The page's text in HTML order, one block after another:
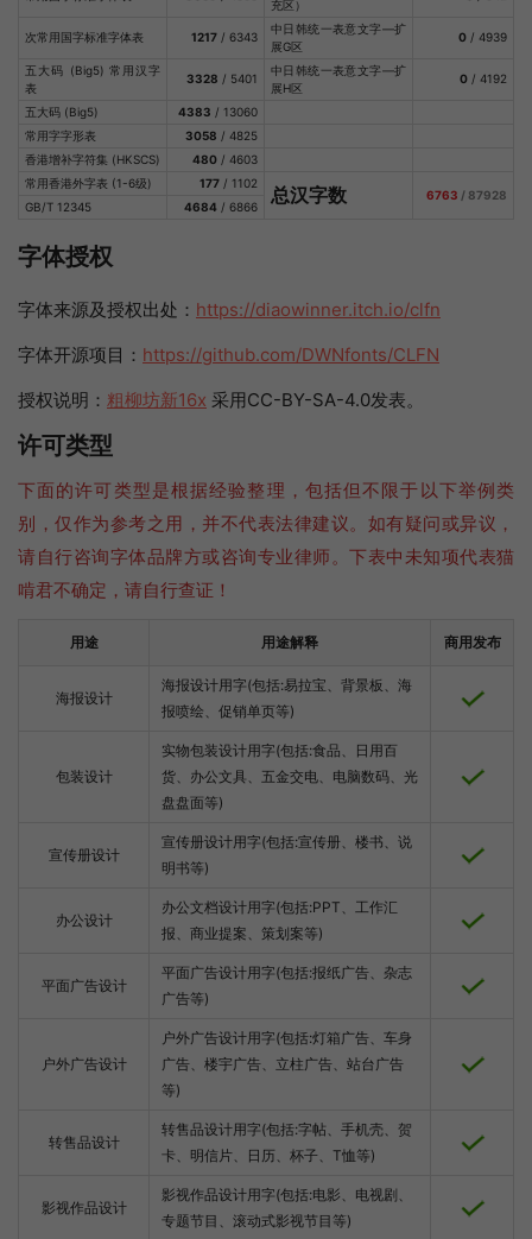
充区）
次常用国字标准字体表 1217 / 6343
中日韩统一表意文字—扩
展G区
0 / 4939
五大码 (Big5) 常用汉字
表
3328 / 5401
中日韩统一表意文字—扩
展H区
0 / 4192
五大码 (Big5) 4383 / 13060
常用字字形表
3058 / 4825
香港增补字符集 (HKSCS)
480 / 4603
常用香港外字表 (1-6级)
177 / 1102 总汉字数 6763 / 87928
GB/T 12345
4684 / 6866
字体授权
字体来源及授权出处： https://diaowinner.itch.io/clfn
字体开源项目： https://github.com/DWNfonts/CLFN
授权说明： 粗柳坊新16x 采用CC-BY-SA-4.0发表。
许可类型
下面的许可类型是根据经验整理，包括但不限于以下举例类
别，仅作为参考之用，并不代表法律建议。如有疑问或异议，
请自行咨询字体品牌方或咨询专业律师。下表中未知项代表猫
啃君不确定，请自行查证！
用途 用途解释 商用发布
海报设计
海报设计用字(包括:易拉宝、背景板、海
报喷绘、促销单页等)
包装设计
实物包装设计用字(包括:食品、日用百
货、办公文具、五金交电、电脑数码、光
盘盘面等)
宣传册设计
宣传册设计用字(包括:宣传册、楼书、说
明书等)
办公设计
办公文档设计用字(包括:PPT、工作汇
报、商业提案、策划案等)
平面广告设计
平面广告设计用字(包括:报纸广告、杂志
广告等)
户外广告设计
户外广告设计用字(包括:灯箱广告、车身
广告、楼宇广告、立柱广告、站台广告
等)
转售品设计
转售品设计用字(包括:字帖、手机壳、贺
卡、明信片、日历、杯子、T恤等)
影视作品设计
影视作品设计用字(包括:电影、电视剧、
专题节目、滚动式影视节目等)